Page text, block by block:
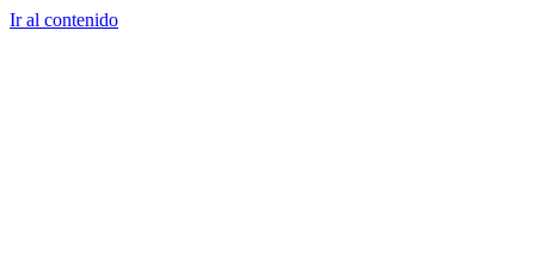
Ir al contenido